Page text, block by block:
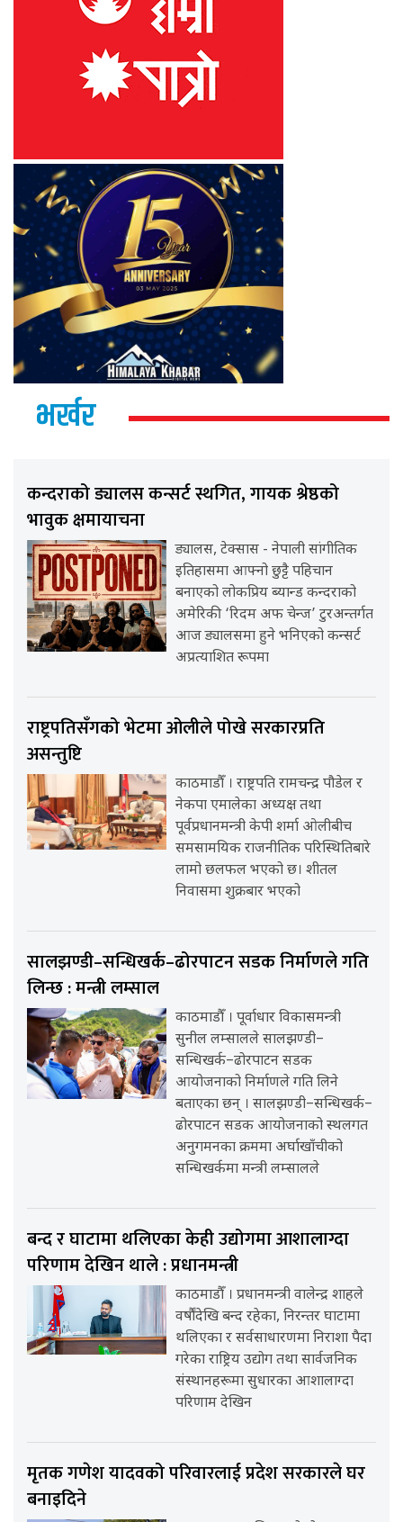
भर्खर
कन्दराको ड्यालस कन्सर्ट स्थगित, गायक श्रेष्ठको
भावुक क्षमायाचना
ड्यालस, टेक्सास - नेपाली सांगीतिक
इतिहासमा आफ्नो छुट्टै पहिचान
बनाएको लोकप्रिय ब्यान्ड कन्दराको
अमेरिकी ‘रिदम अफ चेन्ज’ टुरअन्तर्गत
आज ड्यालसमा हुने भनिएको कन्सर्ट
अप्रत्याशित रूपमा
राष्ट्रपतिसँगको भेटमा ओलीले पोखे सरकारप्रति
असन्तुष्टि
काठमाडौँ । राष्ट्रपति रामचन्द्र पौडेल र
नेकपा एमालेका अध्यक्ष तथा
पूर्वप्रधानमन्त्री केपी शर्मा ओलीबीच
समसामयिक राजनीतिक परिस्थितिबारे
लामो छलफल भएको छ। शीतल
निवासमा शुक्रबार भएको
सालझण्डी–सन्धिखर्क–ढोरपाटन सडक निर्माणले गति
लिन्छ : मन्त्री लम्साल
काठमाडौँ । पूर्वाधार विकासमन्त्री
सुनील लम्सालले सालझण्डी–
सन्धिखर्क–ढोरपाटन सडक
आयोजनाको निर्माणले गति लिने
बताएका छन् । सालझण्डी–सन्धिखर्क–
ढोरपाटन सडक आयोजनाको स्थलगत
अनुगमनका क्रममा अर्घाखाँचीको
सन्धिखर्कमा मन्त्री लम्सालले
बन्द र घाटामा थलिएका केही उद्योगमा आशालाग्दा
परिणाम देखिन थाले : प्रधानमन्त्री
काठमाडौँ । प्रधानमन्त्री वालेन्द्र शाहले
वर्षौंदेखि बन्द रहेका, निरन्तर घाटामा
थलिएका र सर्वसाधारणमा निराशा पैदा
गरेका राष्ट्रिय उद्योग तथा सार्वजनिक
संस्थानहरूमा सुधारका आशालाग्दा
परिणाम देखिन
मृतक गणेश यादवको परिवारलाई प्रदेश सरकारले घर
बनाइदिने